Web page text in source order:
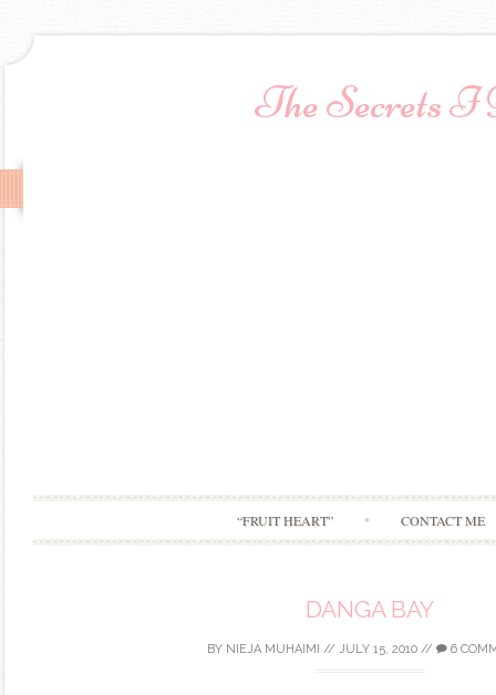
The Secrets
“FRUIT HEART” CONTACT ME
DANGA BAY
BY NIEJA MUHAIMI // JULY 15, 2010 // 6